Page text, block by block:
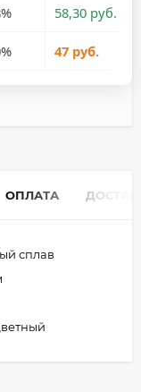
58,30 руб.
47 руб.
ОПЛАТА
сплав